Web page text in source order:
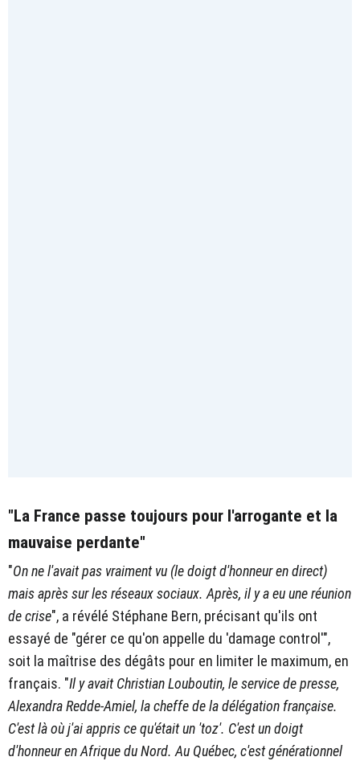
"La France passe toujours pour l'arrogante et la
mauvaise perdante"
"On ne l'avait pas vraiment vu (le doigt d'honneur en direct)
mais après sur les réseaux sociaux. Après, il y a eu une réunion
de crise", a révélé Stéphane Bern, précisant qu'ils ont
essayé de "gérer ce qu'on appelle du 'damage control'",
soit la maîtrise des dégâts pour en limiter le maximum, en
français. "Il y avait Christian Louboutin, le service de presse,
Alexandra Redde-Amiel, la cheffe de la délégation française.
C'est là où j'ai appris ce qu'était un 'toz'. C'est un doigt
d'honneur en Afrique du Nord. Au Québec, c'est générationnel